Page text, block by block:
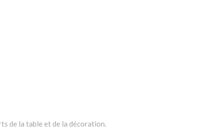
de la table et de la décoration.